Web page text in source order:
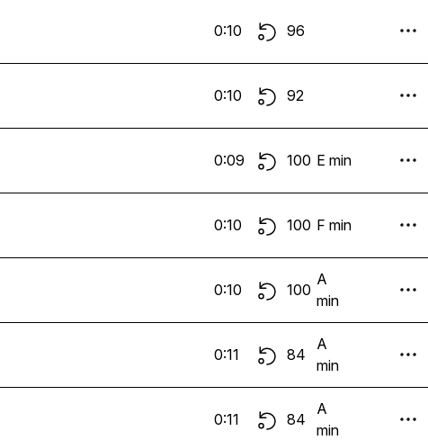
0:10 96
0:10 92
0:09 100 E min
0:10 100 F min
0:10 100
A
min
0:11 84
A
min
0:11 84
A
min